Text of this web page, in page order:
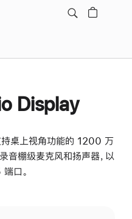
Display
桌上视角功能的 1200 万
棚级麦克风和扬声器，以
口。